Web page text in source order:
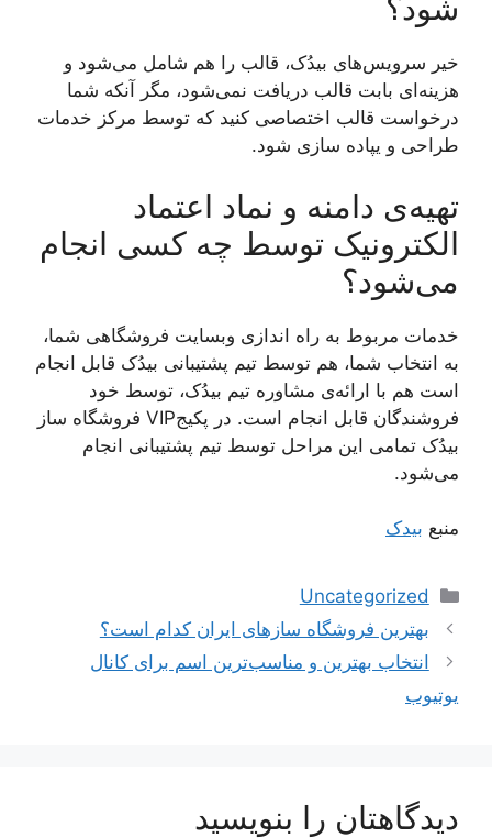
شود؟
خیر سرویس‌های بیدُک، قالب را هم شامل می‌شود و
هزینه‌ای بابت قالب دریافت نمی‌شود، مگر آنکه شما
درخواست قالب اختصاصی کنید که توسط مرکز خدمات
طراحی و یپاده سازی شود.
تهیه‌ی دامنه و نماد اعتماد
الکترونیک توسط چه کسی انجام
می‌شود؟
خدمات مربوط به راه اندازی وبسایت فروشگاهی شما،
به انتخاب شما، هم توسط تیم پشتیبانی بیدُک قابل انجام
است هم با ارائه‌ی مشاوره تیم بیدُک، توسط خود
فروشندگان قابل انجام است. در پکیج‌VIP فروشگاه ساز
بیدُک تمامی این مراحل توسط تیم پشتیبانی انجام
می‌شود.
منبع بیدک
دسته‌ها
Uncategorized
ناوبری
نوشته‌ها
بهترین فروشگاه سازهای ایران کدام است؟
انتخاب بهترین و مناسب‌ترین اسم برای کانال
یوتیوب
دیدگاهتان را بنویسید